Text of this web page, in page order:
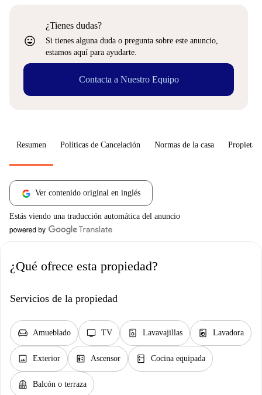
sentiment_very_satisfied
¿Tienes dudas?
Si tienes alguna duda o pregunta sobre este anuncio,
estamos aquí para ayudarte.
Contacta a Nuestro Equipo
Resumen Políticas de Cancelación Normas de la casa
Ver contenido original en inglés
Estás viendo una traducción automática del anuncio
¿Qué ofrece esta propiedad?
Servicios de la propiedad
chair Amueblado tv TV dishwasher_gen Lavavajillas local_laundry_service Lavadora
image Exterior elevator Ascensor kitchen Cocina equipada
balcony Balcón o terraza